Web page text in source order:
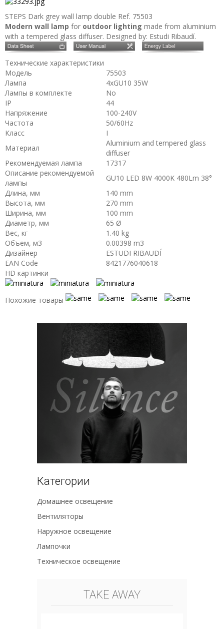
STEPS Dark grey wall lamp double Ref. 75503
Modern wall lamp for outdoor lighting made from aluminium
with a tempered glass diffuser. Designed by: Estudi Ribaudí.
Технические характеристики
Модель
75503
Лампа
4xGU10 35W
Лампы в комплекте
No
IP
44
Напряжение
100-240V
Частота
50/60Hz
Класс
I
Материал
Aluminium and tempered glass
diffuser
Рекомендуемая лампа
17317
Описание рекомендуемой
лампы
GU10 LED 8W 4000K 480Lm 38°
Длина, мм
140 mm
Высота, мм
270 mm
Ширина, мм
100 mm
Диаметр, мм
65 Ø
Вес, кг
1.40 kg
Объем, м3
0.00398 m3
Дизайнер
ESTUDI RIBAUDÍ
EAN Code
8421776040618
HD картинки
Похожие товары
Категории
Домашнее освещение
Вентиляторы
Наружное освещение
Лампочки
Техническое освещение
TAKE AWAY